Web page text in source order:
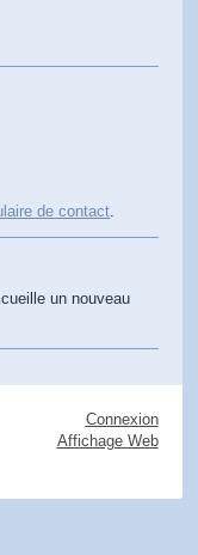
de contact
un nouveau
Connexion
Affichage Web